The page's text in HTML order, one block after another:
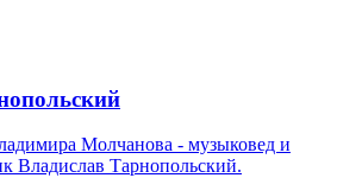
Молчанова - музыковед и
Владислав Тарнопольский.